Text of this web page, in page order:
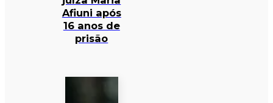
Afiuni após
16 anos de
prisão